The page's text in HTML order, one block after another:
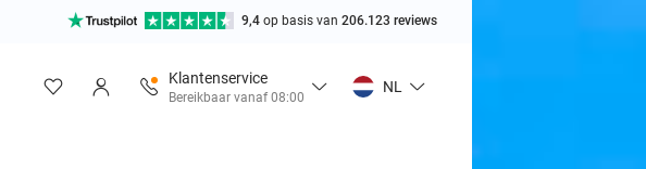
9,4 op basis van 206.123 reviews
Klantenservice
Bereikbaar vanaf 08:00
NL